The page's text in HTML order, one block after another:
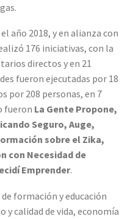
año 2018, y en alianza con
176 iniciativas, con la
directos y en 21
fueron ejecutadas por 18
por 208 personas, en 7
fueron La Gente Propone,
Seguro, Auge,
sobre el Zika,
con Necesidad de
Emprender.
formación y educación
calidad de vida, economía